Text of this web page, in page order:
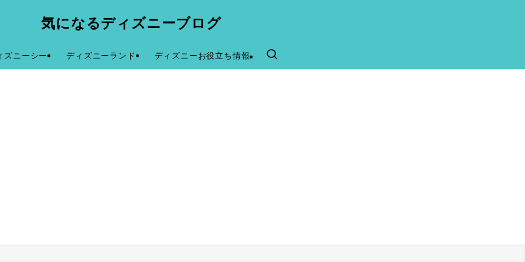
気になるディズニーブログ
ズニーシー ディズニーランド ディズニーお役立ち情報